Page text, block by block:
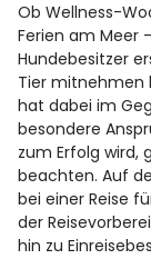
Ob Wellness-
Ferien am Meer
Hundebesitzer
Tier mitnehmen
hat dabei im
besondere
zum Erfolg wird,
beachten. Auf
bei einer Reise
der
hin zu